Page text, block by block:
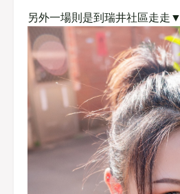
另外一場則是到瑞井社區走走▼